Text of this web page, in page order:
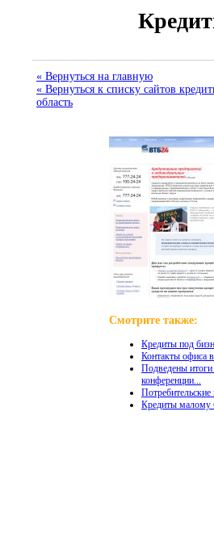
« Вернуться на главную
« Вернуться к списку сайтов
область
Смотрите также:
Кредиты под
Контакты офиса
Подведены итоги
конференции...
Кредиты малому